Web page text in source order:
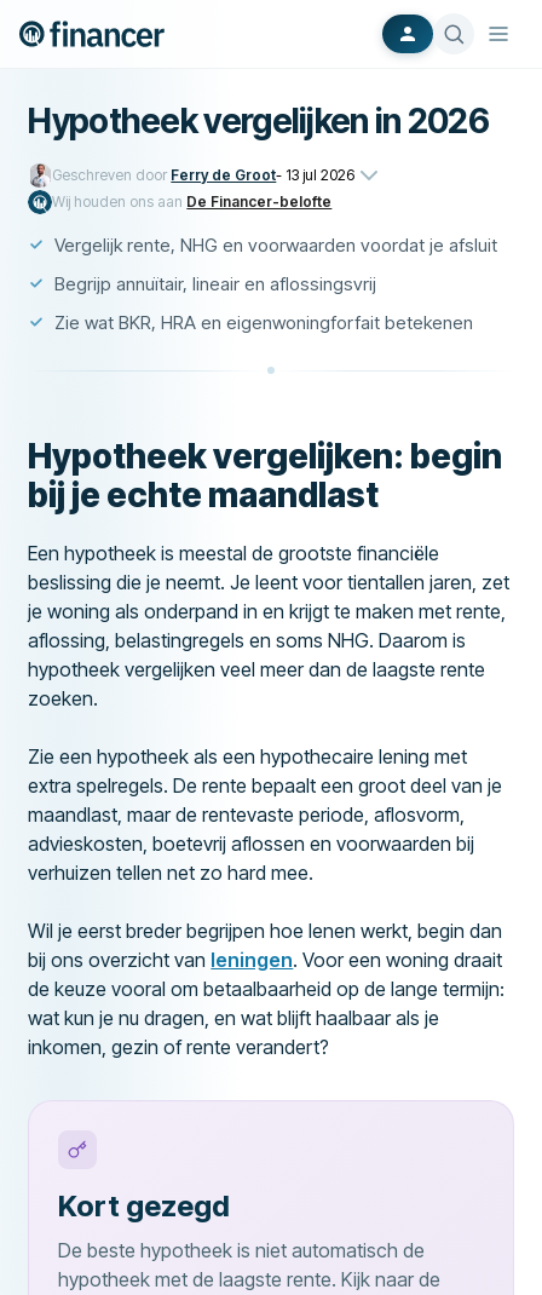
Hypotheek vergelijken in 2026
Geschreven door Ferry de Groot- 13 jul 2026
Wij houden ons aan De Financer-belofte
Vergelijk rente, NHG en voorwaarden voordat je afsluit
Begrijp annuïtair, lineair en aflossingsvrij
Zie wat BKR, HRA en eigenwoningforfait betekenen
Hypotheek vergelijken: begin
bij je echte maandlast
Een hypotheek is meestal de grootste financiële
beslissing die je neemt. Je leent voor tientallen jaren, zet
je woning als onderpand in en krijgt te maken met rente,
aflossing, belastingregels en soms NHG. Daarom is
hypotheek vergelijken veel meer dan de laagste rente
zoeken.
Zie een hypotheek als een hypothecaire lening met
extra spelregels. De rente bepaalt een groot deel van je
maandlast, maar de rentevaste periode, aflosvorm,
advieskosten, boetevrij aflossen en voorwaarden bij
verhuizen tellen net zo hard mee.
Wil je eerst breder begrijpen hoe lenen werkt, begin dan
bij ons overzicht van leningen. Voor een woning draait
de keuze vooral om betaalbaarheid op de lange termijn:
wat kun je nu dragen, en wat blijft haalbaar als je
inkomen, gezin of rente verandert?
Kort gezegd
De beste hypotheek is niet automatisch de
hypotheek met de laagste rente. Kijk naar de